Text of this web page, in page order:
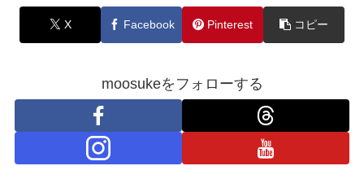
X Facebook Pinterest コピー
moosukeをフォローする